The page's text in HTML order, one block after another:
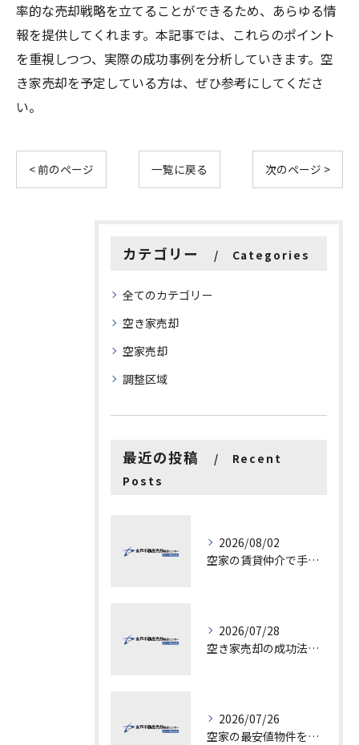
率的な売却戦略を立てることができるため、あらゆる情
報を提供してくれます。本記事では、これらのポイント
を重視しつつ、実際の成功事例を分析していきます。空
き家売却を予定している方は、ぜひ参考にしてくださ
い。
< 前のページ 一覧に戻る 次のページ >
カテゴリー Categories
全てのカテゴリー
空き家売却
空家売却
調整区域
最近の投稿
Recent
Posts
2026/08/02
空家の賃貸仲介で手数料と上限を徹底解説し200万円物件の注意点も紹介
2026/07/28
空き家売却の成功法と注意点
2026/07/26
空家の最安値物件を茨城県水戸市つくば市で探す方法と賢い売却ポイントを徹底解説